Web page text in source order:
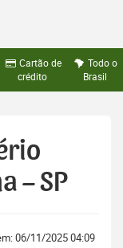
Cartão de
crédito
Todo o
Brasil
– SP
06/11/2025 04:09